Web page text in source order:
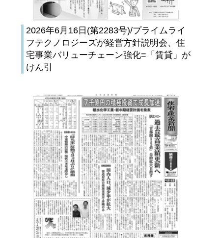
2026年6月16日(第2283号)/プライムライ
フテクノロジーズが経営方針説明会、住
宅事業バリューチェーン強化=「賃貸」が
けん引